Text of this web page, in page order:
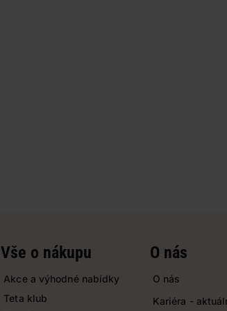
Vše o nákupu
Akce a výhodné nabídky
Teta klub
O nás
O nás
Kariéra -